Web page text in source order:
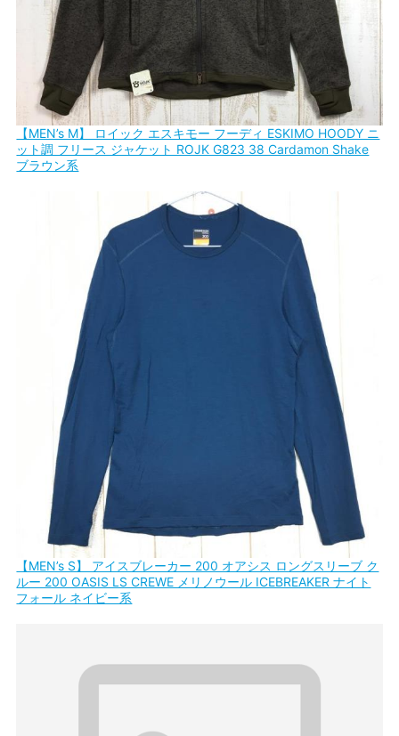
【MEN’s M】 ロイック エスキモー フーディ ESKIMO HOODY ニ
ット調 フリース ジャケット ROJK G823 38 Cardamon Shake
ブラウン系
【MEN’s S】 アイスブレーカー 200 オアシス ロングスリーブ ク
ルー 200 OASIS LS CREWE メリノウール ICEBREAKER ナイト
フォール ネイビー系